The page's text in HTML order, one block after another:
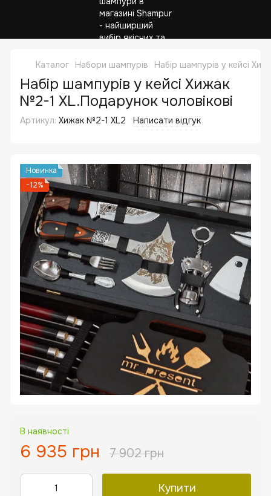
Каталог Набори шампурів Набір шампурів у кейсі
Набір шампурів у кейсі Хижак
№2-1 XL.Подарунок чоловікові
Артикул: Хижак №2-1 XL2 Написати відгук
Новинка
−12%
В наявності
6 935 грн 7 902 грн
Купити